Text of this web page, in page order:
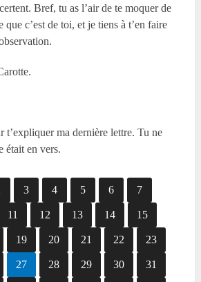
Bref, tu as l’air de te moquer de
que c’est de toi, et je tiens à t’en faire
t’expliquer ma dernière lettre. Tu ne
était en vers.
3 4 5 6 7
11 12 13 14 15
19 20 21 22 23
27 28 29 30 31